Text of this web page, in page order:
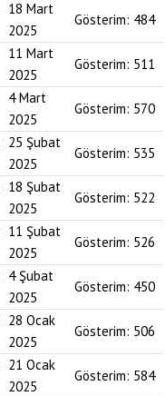
18 Mart
2025
Gösterim: 484
11 Mart
2025
Gösterim: 511
4 Mart
2025
Gösterim: 570
25 Şubat
2025
Gösterim: 535
18 Şubat
2025
Gösterim: 522
11 Şubat
2025
Gösterim: 526
4 Şubat
2025
Gösterim: 450
28 Ocak
2025
Gösterim: 506
21 Ocak
2025
Gösterim: 584